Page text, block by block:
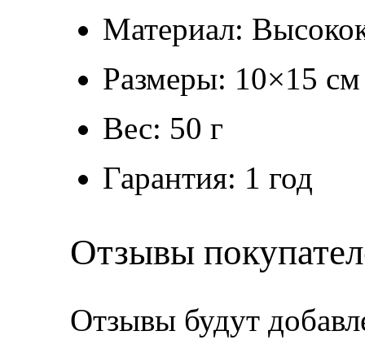
Материал:
Размеры: 10×15 см
Вес: 50 г
Гарантия: 1 год
Отзывы
Отзывы будут